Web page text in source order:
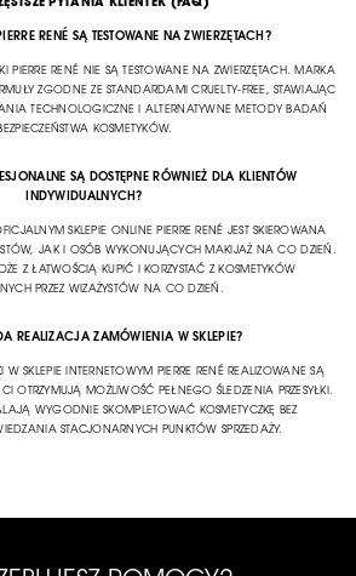
PYTANIA KLIENTEK (FAQ)
RENÉ SĄ TESTOWANE NA ZWIERZĘTACH?
PIERRE RENÉ NIE SĄ TESTOWANE NA ZWIERZĘTACH. MARKA
ZGODNE ZE STANDARDAMI CRUELTY-FREE, STAWIAJĄC
TECHNOLOGICZNE I ALTERNATYWNE METODY BADAŃ
KOSMETYKÓW.
SĄ DOSTĘPNE RÓWNIEŻ DLA KLIENTÓW
INDYWIDUALNYCH?
SKLEPIE ONLINE PIERRE RENÉ JEST SKIEROWANA
JAK I OSÓB WYKONUJĄCYCH MAKIJAŻ NA CO DZIEŃ.
Z ŁATWOŚCIĄ KUPIĆ I KORZYSTAĆ Z KOSMETYKÓW
PRZEZ WIZAŻYSTÓW NA CO DZIEŃ.
REALIZACJA ZAMÓWIENIA W SKLEPIE?
SKLEPIE INTERNETOWYM PIERRE RENÉ REALIZOWANE SĄ
OTRZYMUJĄ MOŻLIWOŚĆ PEŁNEGO ŚLEDZENIA PRZESYŁKI.
WYGODNIE SKOMPLETOWAĆ KOSMETYCZKĘ BEZ
STACJONARNYCH PUNKTÓW SPRZEDAŻY.